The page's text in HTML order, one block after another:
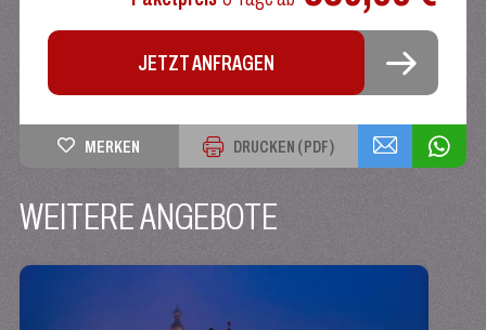
JETZT ANFRAGEN
MERKEN DRUCKEN (PDF)
WEITERE ANGEBOTE